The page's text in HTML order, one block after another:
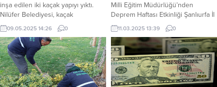
inşa edilen iki kaçak yapıyı yıktı.
Nilüfer Belediyesi, kaçak
yapılaşmayla mücadelesine
kararlılıkla devam ediyor. Yaylacık
Mahallesi’nde, tarım alanlarında
izinsiz inşa edilen yapılara
müdahale edildi. Zabıta ekiplerinin
güvenlik önlemleri eşliğinde
yürütülen yıkım çalışmaları
09.05.2025 14:26 0
Milli Eğitim Müdürlüğü’nden
Deprem Haftası Etkinliği Şanlıurfa İl
Sağlık Müdürlüğü Acil Sağlık
Hizmetleri Başkanlığı ve İl Milli
Eğitim Müdürlüğü, Deprem Haftası
kapsamında farkındalık oluşturmak
amacıyla Zeytindalı Kampüsü Prof.
Dr. Necmettin Erbakan Okulu’nda
ortak bir tatbikat düzenledi.
11.03.2025 13:39 0